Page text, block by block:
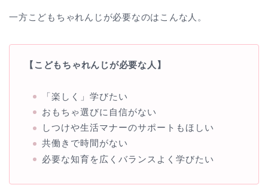
一方こどもちゃれんじが必要なのはこんな人。
【こどもちゃれんじが必要な人】
「楽しく」学びたい
おもちゃ選びに自信がない
しつけや生活マナーのサポートもほしい
共働きで時間がない
必要な知育を広くバランスよく学びたい